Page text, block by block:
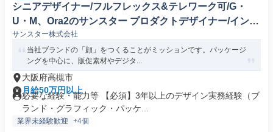
シニアデザイナー/フルフレックス&テレワーク可/G・
U・M、Ora2のサンスター プロダクトデザイナー/インダ
ストリアルデザイナー
サンスター株式会社
当社ブランドの「顔」をつくることがミッションです。パッケージ
ングを中心に、販促素材やデジタ...
大阪府高槻市
月給50万円以上
必要な経験・能力等 【必須】3年以上のデザイン実務経験（ブ
ランド・グラフィック・パッケ...
業界未経験歓迎 +4個